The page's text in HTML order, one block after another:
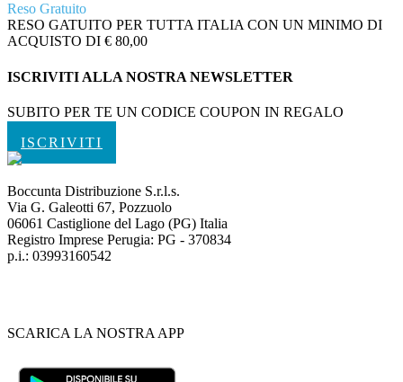
Reso Gratuito
RESO GATUITO PER TUTTA ITALIA CON UN MINIMO DI
ACQUISTO DI € 80,00
ISCRIVITI ALLA NOSTRA NEWSLETTER
SUBITO PER TE UN CODICE COUPON IN REGALO
ISCRIVITI
Boccunta Distribuzione S.r.l.s.
Via G. Galeotti 67, Pozzuolo
06061 Castiglione del Lago (PG) Italia
Registro Imprese Perugia: PG - 370834
p.i.: 03993160542
SCARICA LA NOSTRA APP